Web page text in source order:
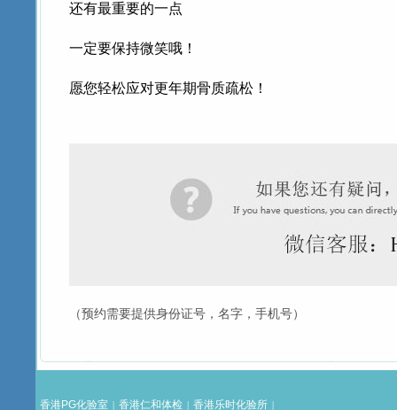
还有最重要的一点
一定要保持微笑哦！
愿您轻松应对更年期骨质疏松！
（预约需要提供身份证号，名字，手机号）
香港PG化验室 | 香港仁和体检 | 香港乐时化验所 |